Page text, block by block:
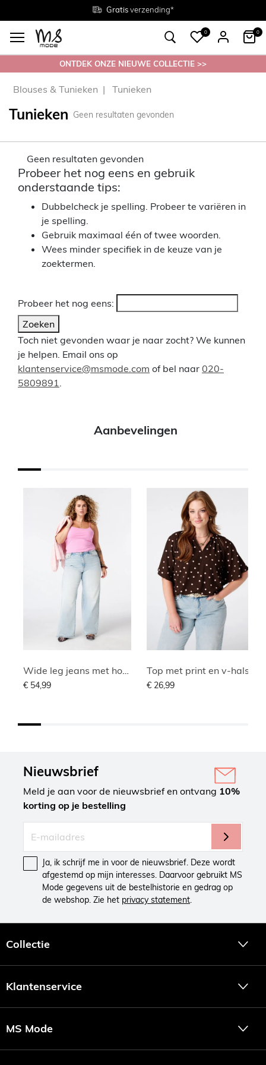
Gratisverzending*
Maten38 - 54
Gratisretourneren in de winkel
0 0
ONTDEK ONZE NIEUWE COLLECTIE >>
Blouses & Tunieken Tunieken
Tunieken Geen resultaten gevonden
Geen resultaten gevonden
Probeer het nog eens en gebruik
onderstaande tips:
Dubbelcheck je spelling. Probeer te variëren in
je spelling.
Gebruik maximaal één of twee woorden.
Wees minder specifiek in de keuze van je
zoektermen.
Probeer het nog eens:
Zoeken
Toch niet gevonden waar je naar zocht? We kunnen
je helpen. Email ons op
klantenservice@msmode.com of bel naar 020-
5809891
Aanbevelingen
€ 54,99
Top met print en v-hals
€ 26,99
Nieuwsbrief
Meld je aan voor de nieuwsbrief en ontvang 10%
korting op je bestelling
Ja, ik schrijf me in voor de nieuwsbrief. Deze wordt
afgestemd op mijn interesses. Daarvoor gebruikt MS
Mode gegevens uit de bestelhistorie en gedrag op
de webshop. Zie het privacy statement.
Collectie
Klantenservice
MS Mode